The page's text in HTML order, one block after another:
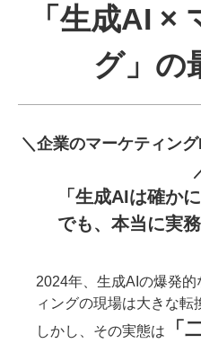
「生成AI ×
グ」の
＼企業のマーケティン
「生成AIは確か
でも、本当に実
2024年、生成AIの爆発
ィングの現場は大きな転
しかし、その実態は
「